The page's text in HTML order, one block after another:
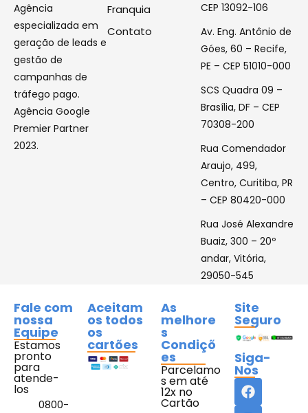
Agência
especializada em
geração de leads e
gestão de
campanhas de
tráfego pago.
Agência Google
Premier Partner
2023.
Franquia
Contato
CEP 13092-106
Av. Eng. Antônio de
Góes, 60 – Recife,
PE – CEP 51010-000
SCS Quadra 09 –
Brasília, DF – CEP
70308-200
Rua Comendador
Araujo, 499,
Centro, Curitiba, PR
– CEP 80420-000
Rua José Alexandre
Buaiz, 300 – 20º
andar, Vitória,
29050-545
Fale com
nossa
Equipe
Estamos
pronto
para
atende-
los
0800-
Aceitam
os todos
os
cartões
As
melhore
s
Condiçõ
es
Parcelamo
s em até
12x no
Cartão
Site
Seguro
Siga-
Nos